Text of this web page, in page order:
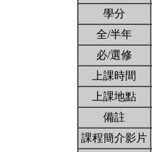
學分
全/半年
必/選修
上課時間
上課地點
備註
課程簡介影片